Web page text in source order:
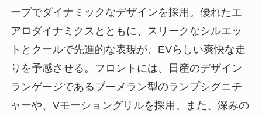
ープでダイナミックなデザインを採用。優れたエ
アロダイナミクスとともに、スリークなシルエッ
トとクールで先進的な表現が、EVらしい爽快な走
りを予感させる。フロントには、日産のデザイン
ランゲージであるブーメラン型のランプシグニチ
ャーや、Vモーショングリルを採用。また、深みの